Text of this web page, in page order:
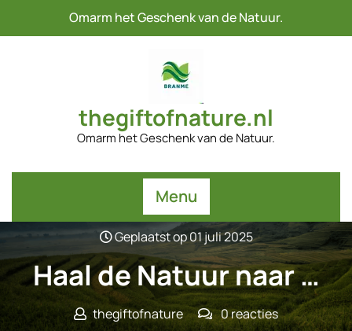
Omarm het Geschenk van de Natuur.
thegiftofnature.nl
Omarm het Geschenk van de Natuur.
Menu
Geplaatst op 01 juli 2025
Haal de Natuur naar …
thegiftofnature
0 reacties